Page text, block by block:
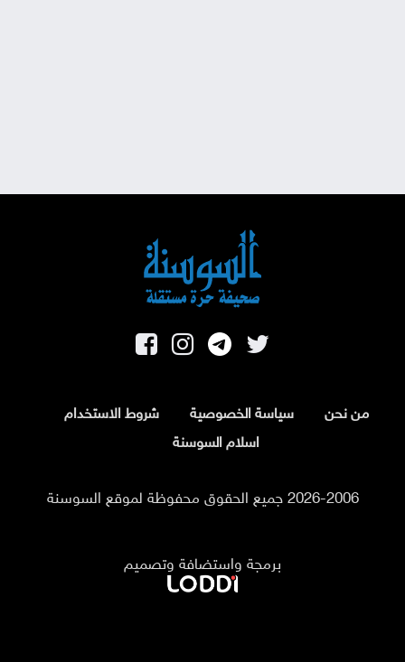
من نحن سياسة الخصوصية
شروط الاستخدام
اسلام السوسنة
2026-2006 جميع الحقوق محفوظة لموقع السوسنة
برمجة واستضافة وتصميم